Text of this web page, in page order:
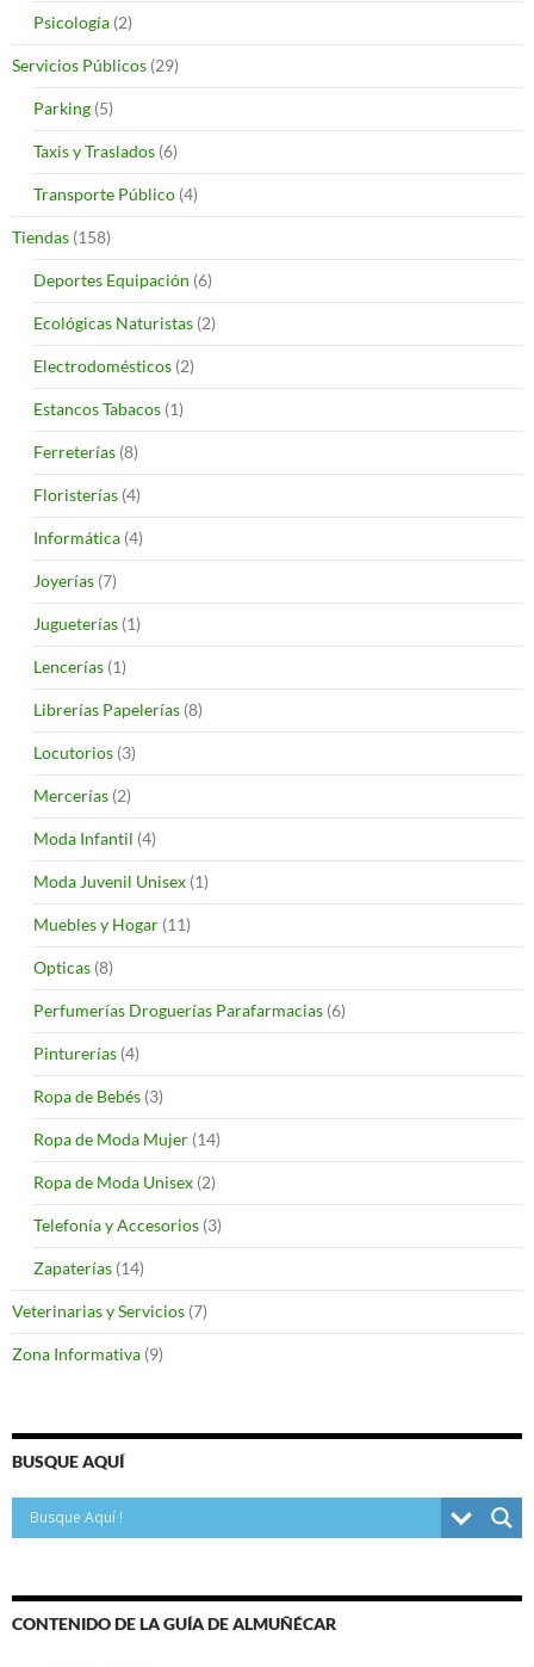
Psicología (2)
Servicios Públicos (29)
Parking (5)
Taxis y Traslados (6)
Transporte Público (4)
Tiendas (158)
Deportes Equipación (6)
Ecológicas Naturistas (2)
Electrodomésticos (2)
Estancos Tabacos (1)
Ferreterías (8)
Floristerías (4)
Informática (4)
Joyerías (7)
Jugueterías (1)
Lencerías (1)
Librerías Papelerías (8)
Locutorios (3)
Mercerías (2)
Moda Infantil (4)
Moda Juvenil Unisex (1)
Muebles y Hogar (11)
Opticas (8)
Perfumerías Droguerías Parafarmacias (6)
Pinturerías (4)
Ropa de Bebés (3)
Ropa de Moda Mujer (14)
Ropa de Moda Unisex (2)
Telefonía y Accesorios (3)
Zapaterías (14)
Veterinarias y Servicios (7)
Zona Informativa (9)
BUSQUE AQUÍ
CONTENIDO DE LA GUÍA DE ALMUÑÉCAR